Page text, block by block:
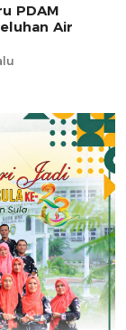
PDAM
Air